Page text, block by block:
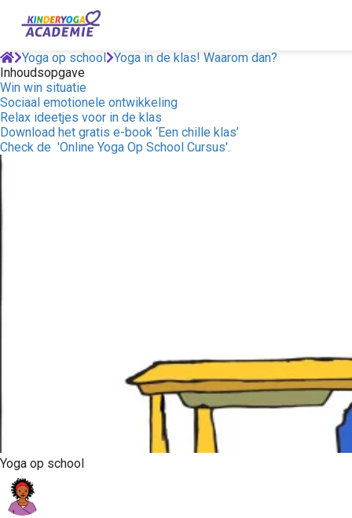
Yoga op school Yoga in de klas! Waarom dan?
Inhoudsopgave
Win win situatie
Sociaal emotionele ontwikkeling
Relax ideetjes voor in de klas
Download het gratis e-book ‘Een chille klas’
Check de 'Online Yoga Op School Cursus'.
Yoga op school